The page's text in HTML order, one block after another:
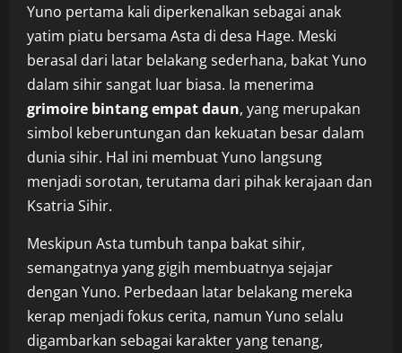
Yuno pertama kali diperkenalkan sebagai anak
yatim piatu bersama Asta di desa Hage. Meski
berasal dari latar belakang sederhana, bakat Yuno
dalam sihir sangat luar biasa. Ia menerima
grimoire bintang empat daun, yang merupakan
simbol keberuntungan dan kekuatan besar dalam
dunia sihir. Hal ini membuat Yuno langsung
menjadi sorotan, terutama dari pihak kerajaan dan
Ksatria Sihir.
Meskipun Asta tumbuh tanpa bakat sihir,
semangatnya yang gigih membuatnya sejajar
dengan Yuno. Perbedaan latar belakang mereka
kerap menjadi fokus cerita, namun Yuno selalu
digambarkan sebagai karakter yang tenang,